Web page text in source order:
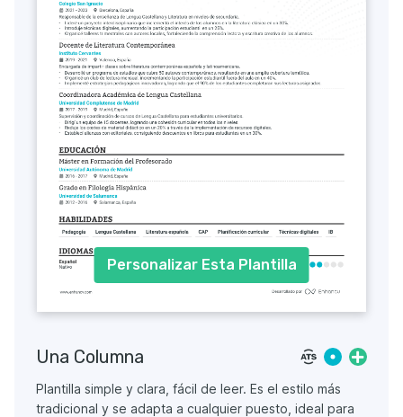
Personalizar Esta Plantilla
Una Columna
Plantilla simple y clara, fácil de leer. Es el estilo más
tradicional y se adapta a cualquier puesto, ideal para